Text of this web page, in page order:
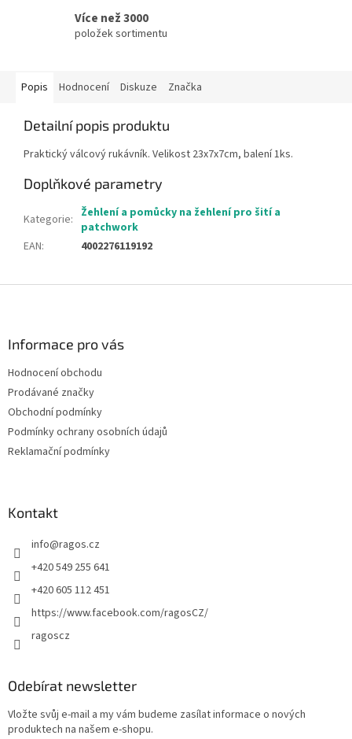
Více než 3000
položek sortimentu
Popis Hodnocení Diskuze Značka
Detailní popis produktu
Praktický válcový rukávník. Velikost 23x7x7cm, balení 1ks.
Doplňkové parametry
Kategorie: Žehlení a pomůcky na žehlení pro šití a
patchwork
EAN: 4002276119192
Informace pro vás
Hodnocení obchodu
Prodávané značky
Obchodní podmínky
Podmínky ochrany osobních údajů
Reklamační podmínky
Kontakt
info@ragos.cz
+420 549 255 641
+420 605 112 451
https://www.facebook.com/ragosCZ/
ragoscz
Odebírat newsletter
Vložte svůj e-mail a my vám budeme zasílat informace o nových
produktech na našem e-shopu.